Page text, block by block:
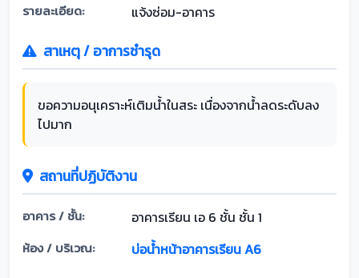
รายละเอียด: แจ้งซ่อม-อาคาร
สาเหตุ / อาการชำรุด
ขอความอนุเคราะห์เติมน้ำในสระ เนื่องจากน้ำลดระดับลง
ไปมาก
สถานที่ปฏิบัติงาน
อาคาร / ชั้น: อาคารเรียน เอ 6 ชั้น ชั้น 1
ห้อง / บริเวณ: บ่อน้ำหน้าอาคารเรียน A6